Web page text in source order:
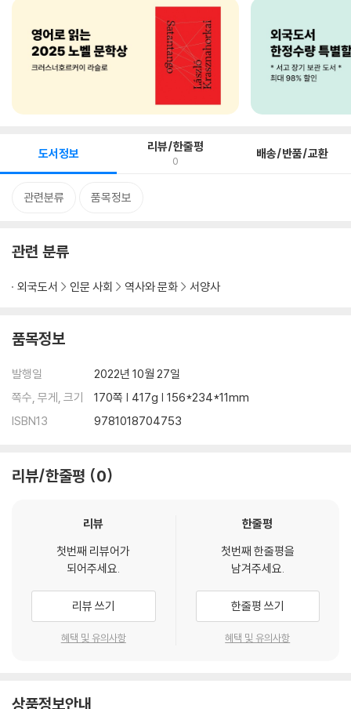
도서정보 리뷰/한줄평
0 배송/반품/교환
관련분류 품목정보
관련 분류
외국도서 인문 사회 역사와 문화 서양사
품목정보
발행일
2022년 10월 27일
쪽수, 무게, 크기
170쪽 | 417g | 156*234*11mm
ISBN13
9781018704753
리뷰/한줄평 0
리뷰
첫번째 리뷰어가
되어주세요.
리뷰 쓰기
혜택 및 유의사항
한줄평
첫번째 한줄평을
남겨주세요.
한줄평 쓰기
혜택 및 유의사항
상품정보안내